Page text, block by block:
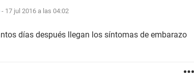
- 17 jul 2016 a las 04:02
días después llegan los síntomas de embarazo